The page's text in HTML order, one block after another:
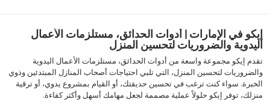
إيكو في الإمارات | أدوات الحدائق، مستلزمات الأعمال
اليدوية والضروريات لتحسين المنزل
تقدم إيكو مجموعة واسعة من أدوات الحدائق، مستلزمات الأعمال اليدوية
والضروريات لتحسين المنزل، التي تلبي احتياجات أصحاب المنازل المبتدئين وذوي
الخبرة. سواء كنت ترغب في تحسين حديقتك، أو القيام بمشروع يدوي، أو ترقية
منزلك، توفر إيكو حلولاً عملية مصممة لجعل مهامك أسهل وأكثر كفاءة.